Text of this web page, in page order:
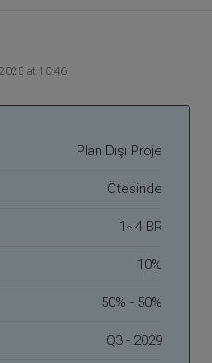
at 10:46
Plan Dışı Proje
Ötesinde
1~4 BR
10%
50% - 50%
Q3 - 2029